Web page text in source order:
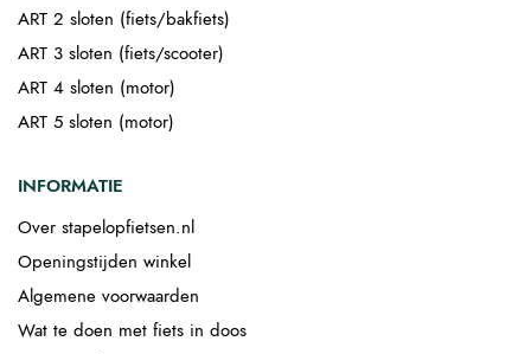
ART 2 sloten (fiets/bakfiets)
ART 3 sloten (fiets/scooter)
ART 4 sloten (motor)
ART 5 sloten (motor)
INFORMATIE
Over stapelopfietsen.nl
Openingstijden winkel
Algemene voorwaarden
Wat te doen met fiets in doos